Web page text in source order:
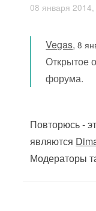
08 января
Vegas,8
Открытое
форума.
Повторюсь -
являются
Модераторы